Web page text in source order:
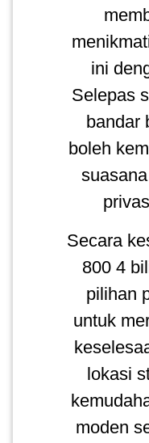
ini
Selepas
bandar
boleh
Secara
800 4
pilihan
untuk
lokasi
moden